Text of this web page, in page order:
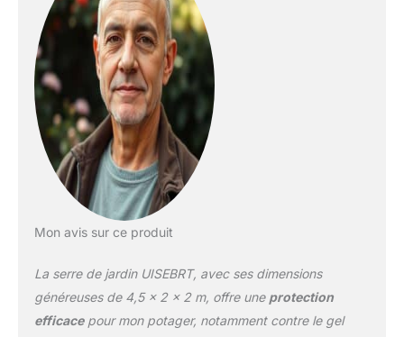
composé de tubes
galvanisés pour une
longue durée de vie.
Pour vous assurer que
vos plantes sont
protégées de la pluie, du
vent, des chutes de
neige, des inondations
ou du gel au début du
printemps Montage facile
fixez-le avec des piquets
et tendez la corde. Une
personne peut
également terminer le
Mon avis sur ce produit
La serre de jardin UISEBRT, avec ses dimensions
généreuses de 4,5 x 2 x 2 m, offre une protection
efficacepour mon potager, notamment contre le gel